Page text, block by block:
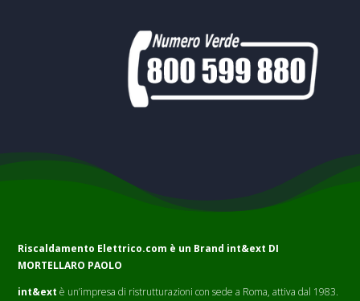
Riscaldamento Elettrico.com è un Brand int&ext DI
MORTELLARO PAOLO
int&ext è un’impresa di ristrutturazioni con sede a Roma, attiva dal 1983.